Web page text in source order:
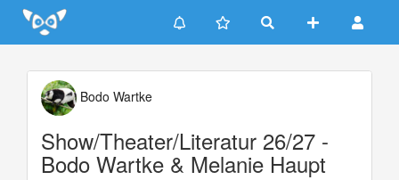
Update cookies preferences
Bodo Wartke
Show/Theater/Literatur 26/27 -
Bodo Wartke & Melanie Haupt